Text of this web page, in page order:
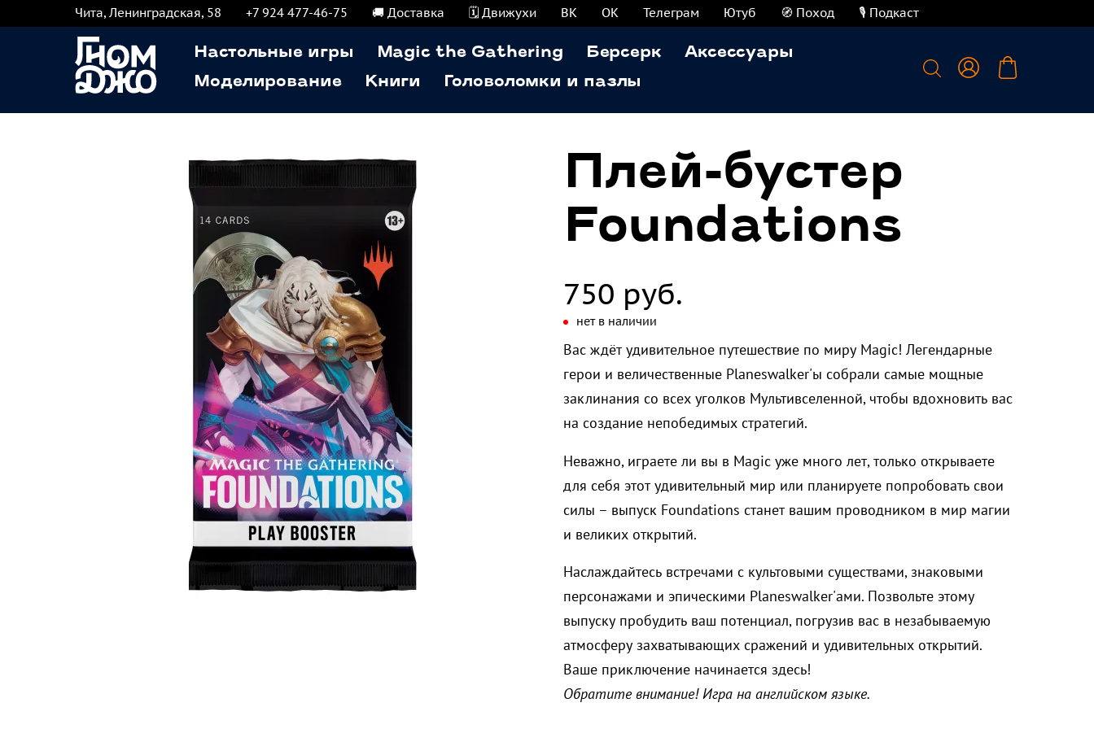
Чита, Ленинградская, 58 +7 924 477-46-75 🚚 Доставка 🗓️ Движухи ВК ОК Телеграм Ютуб 🧭 Поход 🎙️ Подкаст
Настольные игры Magic the Gathering Берсерк
Аксессуары
Моделирование
Книги Головоломки и пазлы
Плей-бустер
Foundations
750 руб.
нет в наличии
Вас ждёт удивительное путешествие по миру Magic! Легендарные
герои и величественные Planeswalker'ы собрали самые мощные
заклинания со всех уголков Мультивселенной, чтобы вдохновить вас
на создание непобедимых стратегий.
Неважно, играете ли вы в Magic уже много лет, только открываете
для себя этот удивительный мир или планируете попробовать свои
силы – выпуск Foundations станет вашим проводником в мир магии
и великих открытий.
Наслаждайтесь встречами с культовыми существами, знаковыми
персонажами и эпическими Planeswalker'ами. Позвольте этому
выпуску пробудить ваш потенциал, погрузив вас в незабываемую
атмосферу захватывающих сражений и удивительных открытий.
Ваше приключение начинается здесь!
Обратите внимание! Игра на английском языке.